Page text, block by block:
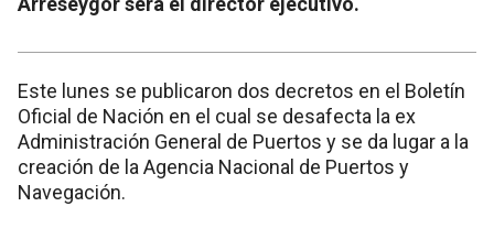
Este lunes se publicaron dos decretos en el Boletín
Oficial de Nación en el cual se desafecta la ex
Administración General de Puertos y se da lugar a la
creación de la Agencia Nacional de Puertos y
Navegación.